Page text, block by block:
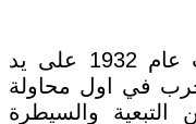
تاسست شركة بيع المصنوعات عام 1932 على يد
في اول محاولة
والسيطرة